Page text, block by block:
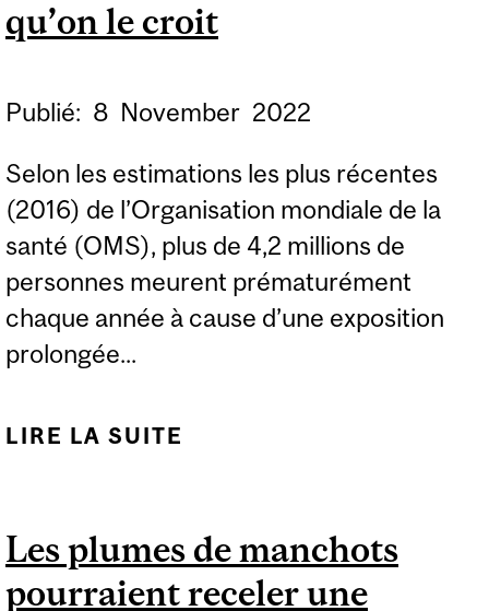
qu’on le croit
Publié: 8 November 2022
Selon les estimations les plus récentes
(2016) de l’Organisation mondiale de la
santé (OMS), plus de 4,2 millions de
personnes meurent prématurément
chaque année à cause d’une exposition
prolongée...
LIRE LA SUITE
PLUS MORTELS QU’ON
LE CROIT
Les plumes de manchots
pourraient receler une